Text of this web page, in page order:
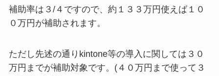
補助率は３/４ですので、約１３３万円使えば１０
０万円が補助されます。
ただし先述の通りkintone等の導入に関しては３０
万円までが補助対象です。(４０万円まで使って３